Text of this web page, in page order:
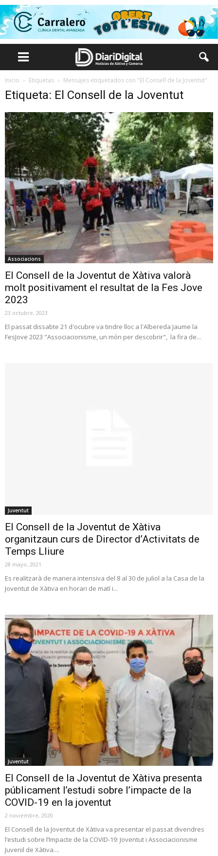
Inicio Etiquetas Mensajes etiquetados con "El Consell de la Joventut"
Etiqueta: El Consell de la Joventut
Associacions
El Consell de la Joventut de Xàtiva valorà
molt positivament el resultat de la Fes Jove
2023
23 octubre, 2023
El passat dissabte 21 d'ocubre va tindre lloc a l'Albereda Jaume la
FesJove 2023 "Associacionisme, un món per descobrir", la fira de...
Juventut
El Consell de la Joventut de Xàtiva
organitzaun curs de Director d’Activitats de
Temps Lliure
28 mayo, 2021
Es realitzarà de manera intensiva del 8 al 30 de juliol a la Casa de la
Joventut de Xàtiva en horari de matí i...
Juventut
El Consell de la Joventut de Xàtiva presenta
públicament l’estudi sobre l’impacte de la
COVID-19 en la joventut
2 noviembre, 2020
El Consell de la Joventut de Xàtiva va presentar el passat divendres
l’estudi sobre l’Impacte de la COVID-19: Joventut i Associacionisme
Juvenil de Xàtiva....